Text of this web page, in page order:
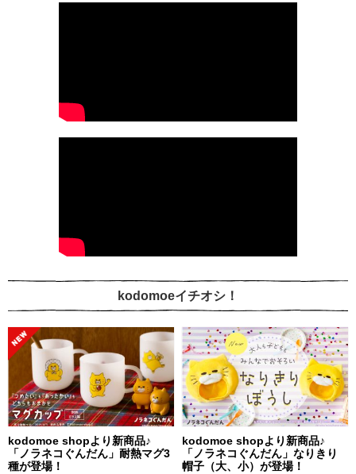
kodomoeイチオシ！
kodomoe shopより新商品♪
「ノラネコぐんだん」耐熱マグ3
種が登場！
kodomoe shopより新商品♪
「ノラネコぐんだん」なりきり
帽子（大、小）が登場！